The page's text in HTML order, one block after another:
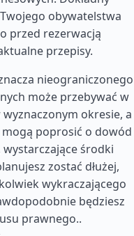
obywatelstwa
przed rezerwacją
przepisy.
nieograniczonego
może przebywać w
okresie, a
poprosić o dowód
środki
zostać dłużej,
wykraczającego
będziesz
prawnego..